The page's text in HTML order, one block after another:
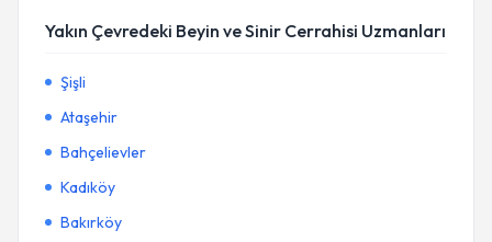
Yakın Çevredeki Beyin ve Sinir Cerrahisi Uzmanları
Şişli
Ataşehir
Bahçelievler
Kadıköy
Bakırköy